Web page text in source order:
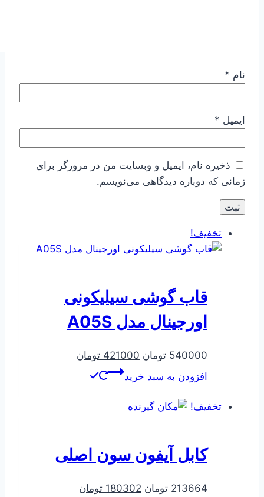
نام *
ایمیل *
ذخیره نام، ایمیل و وبسایت من در مرورگر برای
زمانی که دوباره دیدگاهی می‌نویسم.
تخفیف!
قاب گوشی سیلیکونی
اورجینال مدل A05S
540000 تومان قیمت
اصلی
بود.
421000 تومان
افزودن به سبد خرید
تخفیف!
کابل آیفون سون اصلی
213664 تومان قیمت
180302 تومان